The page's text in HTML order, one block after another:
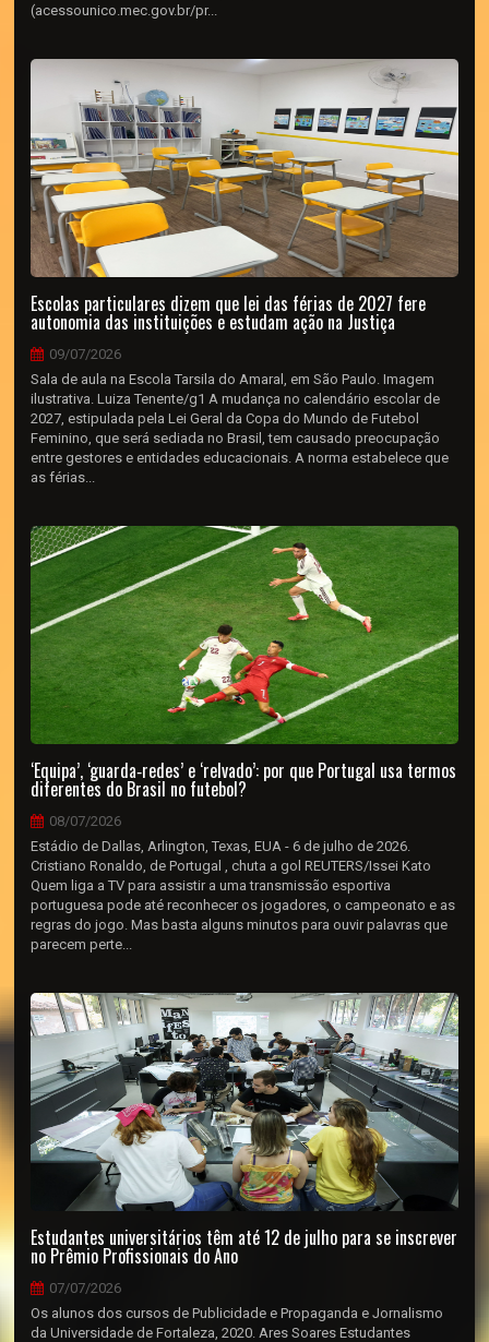
(acessounico.mec.gov.br/pr...
Escolas particulares dizem que lei das férias de 2027 fere
autonomia das instituições e estudam ação na Justiça
09/07/2026
Sala de aula na Escola Tarsila do Amaral, em São Paulo. Imagem
ilustrativa. Luiza Tenente/g1 A mudança no calendário escolar de
2027, estipulada pela Lei Geral da Copa do Mundo de Futebol
Feminino, que será sediada no Brasil, tem causado preocupação
entre gestores e entidades educacionais. A norma estabelece que
as férias...
‘Equipa’, ‘guarda‑redes’ e ‘relvado’: por que Portugal usa termos
diferentes do Brasil no futebol?
08/07/2026
Estádio de Dallas, Arlington, Texas, EUA - 6 de julho de 2026.
Cristiano Ronaldo, de Portugal , chuta a gol REUTERS/Issei Kato
Quem liga a TV para assistir a uma transmissão esportiva
portuguesa pode até reconhecer os jogadores, o campeonato e as
regras do jogo. Mas basta alguns minutos para ouvir palavras que
parecem perte...
Estudantes universitários têm até 12 de julho para se inscrever
no Prêmio Profissionais do Ano
07/07/2026
Os alunos dos cursos de Publicidade e Propaganda e Jornalismo
da Universidade de Fortaleza, 2020. Ares Soares Estudantes